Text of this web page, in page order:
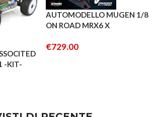
-KIT-
AUTOMODELLO MUGEN 1/8
ON ROAD MRX6 X
€729.00